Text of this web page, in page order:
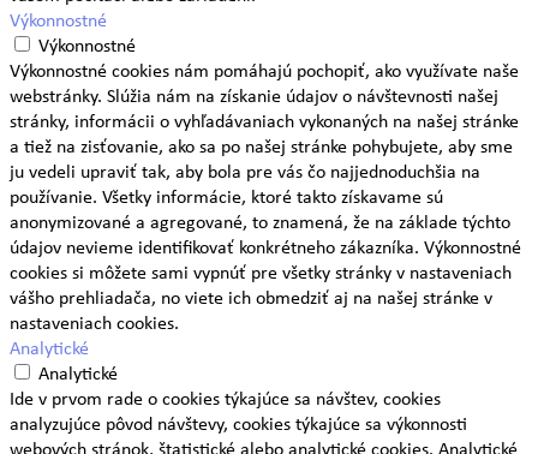
Výkonnostné
Výkonnostné
Výkonnostné cookies nám pomáhajú pochopiť, ako využívate naše
webstránky. Slúžia nám na získanie údajov o návštevnosti našej
stránky, informácii o vyhľadávaniach vykonaných na našej stránke
a tiež na zisťovanie, ako sa po našej stránke pohybujete, aby sme
ju vedeli upraviť tak, aby bola pre vás čo najjednoduchšia na
používanie. Všetky informácie, ktoré takto získavame sú
anonymizované a agregované, to znamená, že na základe týchto
údajov nevieme identifikovať konkrétneho zákazníka. Výkonnostné
cookies si môžete sami vypnúť pre všetky stránky v nastaveniach
vášho prehliadača, no viete ich obmedziť aj na našej stránke v
nastaveniach cookies.
Analytické
Analytické
Ide v prvom rade o cookies týkajúce sa návštev, cookies
analyzujúce pôvod návštevy, cookies týkajúce sa výkonnosti
webových stránok, štatistické alebo analytické cookies. Analytické